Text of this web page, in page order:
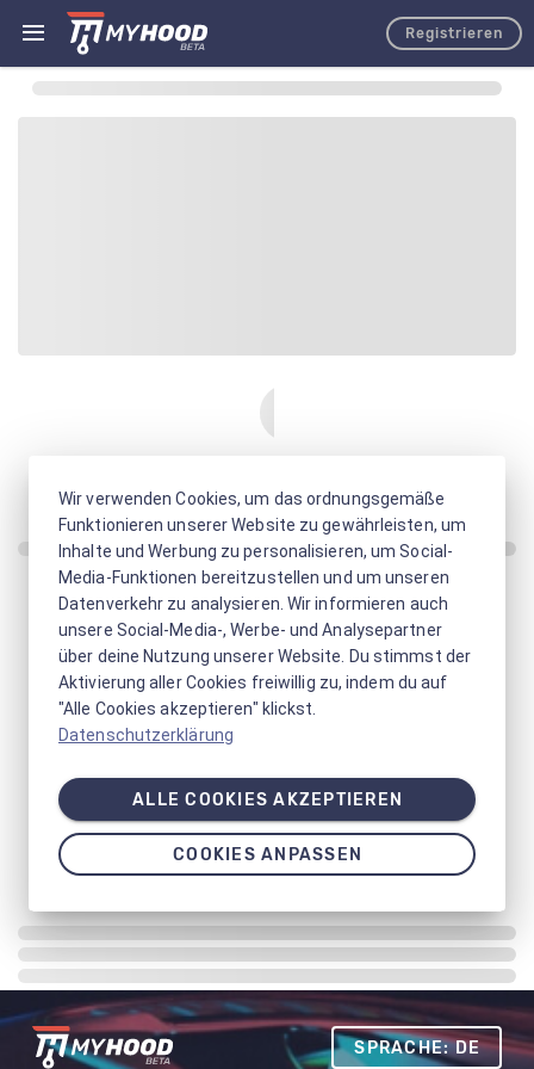
Registrieren
SPRACHE: DE
Wir verwenden Cookies, um das ordnungsgemäße
Funktionieren unserer Website zu gewährleisten, um
Inhalte und Werbung zu personalisieren, um Social-
Media-Funktionen bereitzustellen und um unseren
Datenverkehr zu analysieren. Wir informieren auch
unsere Social-Media-, Werbe- und Analysepartner
über deine Nutzung unserer Website. Du stimmst der
Aktivierung aller Cookies freiwillig zu, indem du auf
"Alle Cookies akzeptieren" klickst.
Datenschutzerklärung
ALLE COOKIES AKZEPTIEREN
COOKIES ANPASSEN